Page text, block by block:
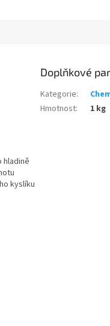
kyslíku
Doplňkové
Kategorie:
Hmotnost: 1 kg